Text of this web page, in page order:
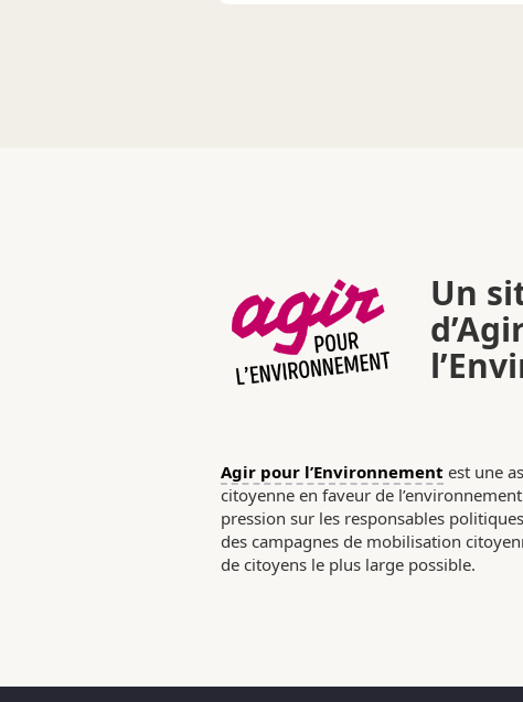
Un
Agir pour l’Environnement est une
citoyenne en faveur de
pression sur les responsables
des campagnes de mobilisation
de citoyens le plus large possible.